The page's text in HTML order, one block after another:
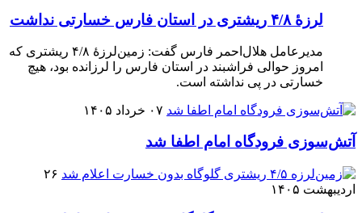
لرزهٔ ۴/۸ ریشتری در استان فارس خسارتی نداشت
مدیرعامل هلال‌احمر فارس گفت: زمین‌لرزهٔ ۴/۸ ریشتری که
امروز حوالی فراشبند در استان‌ فارس را لرزانده بود، هیچ
خسارتی در پی نداشته است.
۰۷ خرداد ۱۴۰۵
آتش‌سوزی فرودگاه امام اطفا شد
۲۶
اردیبهشت ۱۴۰۵